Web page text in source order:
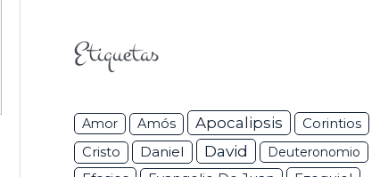
Etiquetas
Amor Amós Apocalipsis Corintios
Cristo Daniel David Deuteronomio